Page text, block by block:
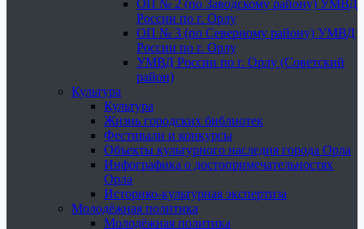
ОП № 2 (по Заводскому району) УМВД
России по г. Орлу
ОП № 3 (по Северному району) УМВД
России по г. Орлу
УМВД России по г. Орлу (Советский
район)
Культура
Культура
Жизнь городских библиотек
Фестивали и конкурсы
Объекты культурного наследия города Орла
Инфографика о достопримечательностях
Орла
Историко-культурная экспертиза
Молодёжная политика
Молодёжная политика